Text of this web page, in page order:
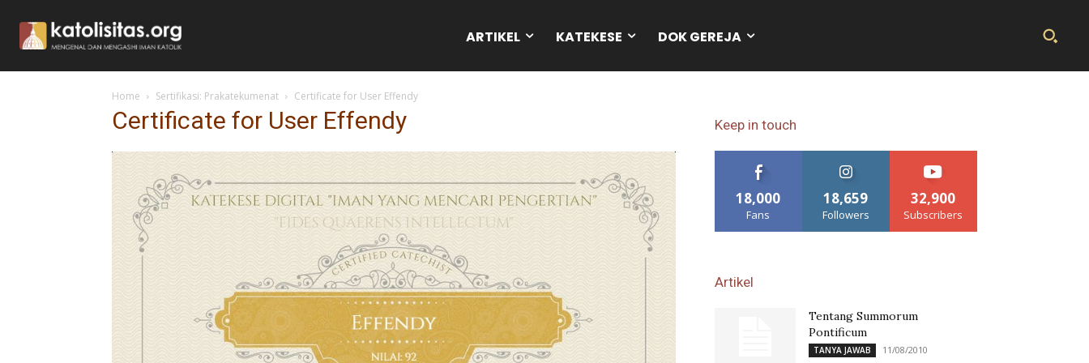
ARTIKEL KATEKESE DOK GEREJA
Home Sertifikasi: Prakatekumenat Certificate for User Effendy
Certificate for User Effendy Keep in touch
18,000
Fans
18,659
Followers
32,900
Subscribers
Artikel
Tentang Summorum
Pontificum
TANYA JAWAB 11/08/2010